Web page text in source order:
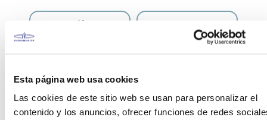
Esta página web usa cookies
Las cookies de este sitio web se usan para personalizar el
contenido y los anuncios, ofrecer funciones de redes
+51 977 624 112